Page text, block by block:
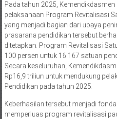
Pada tahun 2025,
pelaksanaan Program Revitalisasi
yang menjadi bagian dari upaya
prasarana pendidikan tersebut
ditetapkan. Program Revitalisasi
100 persen untuk 16.167 satuan
Secara keseluruhan,
Rp16,9 triliun untuk mendukung
Pendidikan pada tahun 2025.
Keberhasilan tersebut menjadi
memperluas program revitalisasi